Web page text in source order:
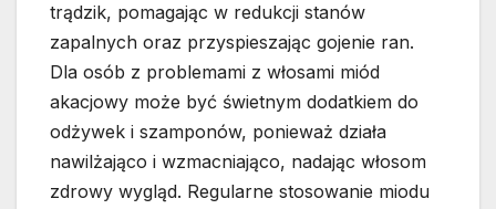
trądzik, pomagając w redukcji stanów
zapalnych oraz przyspieszając gojenie ran.
Dla osób z problemami z włosami miód
akacjowy może być świetnym dodatkiem do
odżywek i szamponów, ponieważ działa
nawilżająco i wzmacniająco, nadając włosom
zdrowy wygląd. Regularne stosowanie miodu